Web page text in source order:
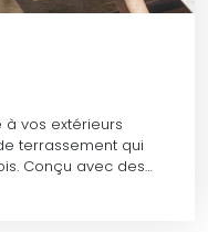
à vos extérieurs
terrassement qui
Conçu avec des…